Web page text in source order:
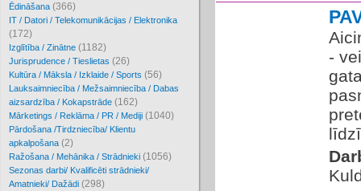
Ēdināšana (366)
IT / Datori / Telekomunikācijas / Elektronika
(172)
Izglītība / Zinātne (1182)
Jurisprudence / Tieslietas (26)
Kultūra / Māksla / Izklaide / Sports (56)
Lauksaimniecība / Mežsaimniecība / Dabas
aizsardzība / Kokapstrāde (162)
Mārketings / Reklāma / PR / Mediji (1040)
Pārdošana /Tirdzniecība/ Klientu
apkalpošana (2)
Ražošana / Mehānika / Strādnieki (1056)
Sezonas darbi/ Kvalificēti strādnieki/
Amatnieki/ Dažādi (298)
-